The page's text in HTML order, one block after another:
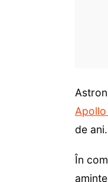
Apollo
de
În